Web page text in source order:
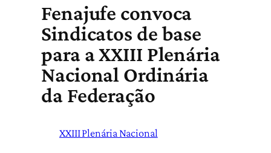
Fenajufe convoca
Sindicatos de base
para a XXIII Plenária
Nacional Ordinária
da Federação
XXIII Plenária Nacional